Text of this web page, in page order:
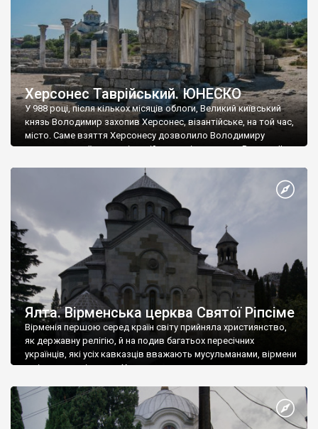
Херсонес Таврійський. ЮНЕСКО
У 988 році, після кількох місяців облоги, Великий київський
князь Володимир захопив Херсонес, візантійське, на той час,
місто. Саме взяття Херсонесу дозволило Володимиру
диктувати свої умови візантійському імператору Василю ІІ, та
Херсонесі Володимир-язичник, став Василем-християнином.
А потім було Хрещення Русі. На честь Херсонесу Таврійського
Ялта. Вірменська церква Святої Ріпсіме
Вірменія першою серед країн світу прийняла християнство,
як державну релігію, й на подив багатьох пересічних
українців, які усіх кавказців вважають мусульманами, вірмени
є відданими вірянами Христа